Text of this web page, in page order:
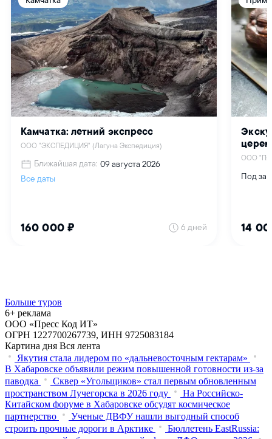
Больше туров
6+ реклама
ООО «Пресс Код ИТ»
ОГРН 1227700267739, ИНН 9725083184
Картина дня Вся лента
Якутия стала лидером по «дальневосточным гектарам»
В Хабаровске объявили режим повышенной готовности из‑за
паводка
Сквер «Угольщиков» стал первым обновленным
пространством Лучегорска в 2026 году
На Российско-
Китайском форуме в Хабаровске обсудят космическое
партнерство
Ученые ДВФУ нашли выгодный способ
строить прочные дороги в Арктике
Бюллетень EastRussia: